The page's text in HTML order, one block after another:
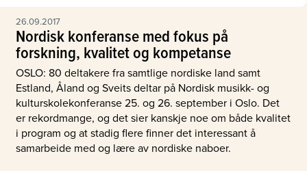
26.09.2017
Nordisk konferanse med fokus på
forskning, kvalitet og kompetanse
OSLO: 80 deltakere fra samtlige nordiske land samt
Estland, Åland og Sveits deltar på Nordisk musikk- og
kulturskolekonferanse 25. og 26. september i Oslo. Det
er rekordmange, og det sier kanskje noe om både kvalitet
i program og at stadig flere finner det interessant å
samarbeide med og lære av nordiske naboer.